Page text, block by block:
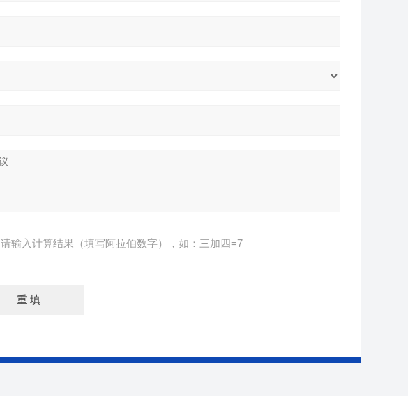
请输入计算结果（填写阿拉伯数字），如：三加四=7